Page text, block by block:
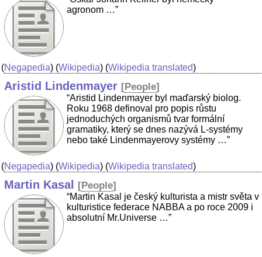
agronom …”
(Negapedia) (Wikipedia) (Wikipedia translated)
Aristid Lindenmayer [People]
“Aristid Lindenmayer byl maďarský biolog.
Roku 1968 definoval pro popis růstu
jednoduchých organismů tvar formální
gramatiky, který se dnes nazývá L-systémy
nebo také Lindenmayerovy systémy …”
(Negapedia) (Wikipedia) (Wikipedia translated)
Martin Kasal [People]
“Martin Kasal je český kulturista a mistr světa v
kulturistice federace NABBA a po roce 2009 i
absolutní Mr.Universe …”